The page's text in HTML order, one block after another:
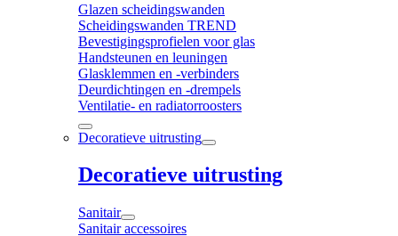
Glazen scheidingswanden
Scheidingswanden TREND
Bevestigingsprofielen voor glas
Handsteunen en leuningen
Glasklemmen en -verbinders
Deurdichtingen en -drempels
Ventilatie- en radiatorroosters
Decoratieve uitrusting
Decoratieve uitrusting
Sanitair
Sanitair accessoires